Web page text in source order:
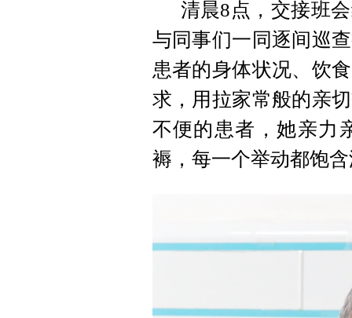
清晨8点，交接班
与同事们一同逐间巡
患者的身体状况、饮
求，用拉家常般的亲
不便的患者，她亲力
褥，每一个举动都饱